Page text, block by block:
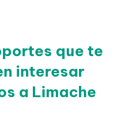
que te
interesar
a Limache